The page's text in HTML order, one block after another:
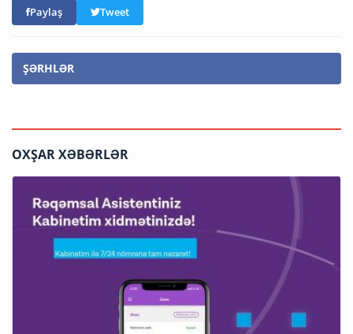
Paylaş Tweet
ŞƏRHLƏR
OXŞAR XƏBƏRLƏR